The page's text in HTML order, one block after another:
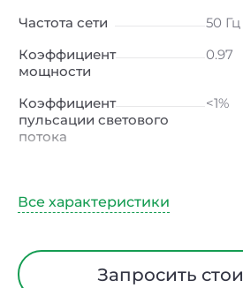
Частота сети
50 Гц
Коэффициент
мощности
0.97
Коэффициент
пульсации светового
потока
<1%
Климатическое
Диапазон рабочих
температурЗапросить